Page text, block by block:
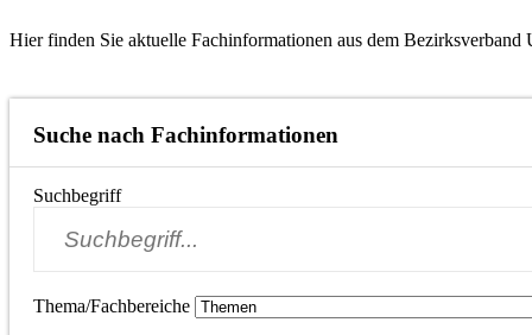
Hier finden Sie aktuelle Fachinformationen aus dem Bezirksverband
Suche nach Fachinformationen
Suchbegriff
Thema/Fachbereiche